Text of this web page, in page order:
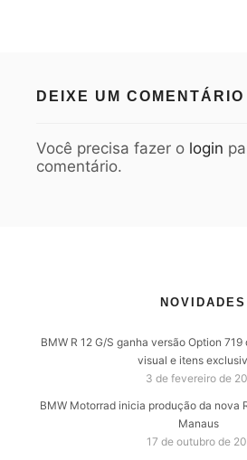
DEIXE UM COMENTÁRIO
Você precisa fazer o login
comentário.
NOVIDADES
BMW R 12 G/S ganha versão Option
visual e itens
3 de fevereiro de
BMW Motorrad inicia produção da nova
Manaus
17 de outubro de